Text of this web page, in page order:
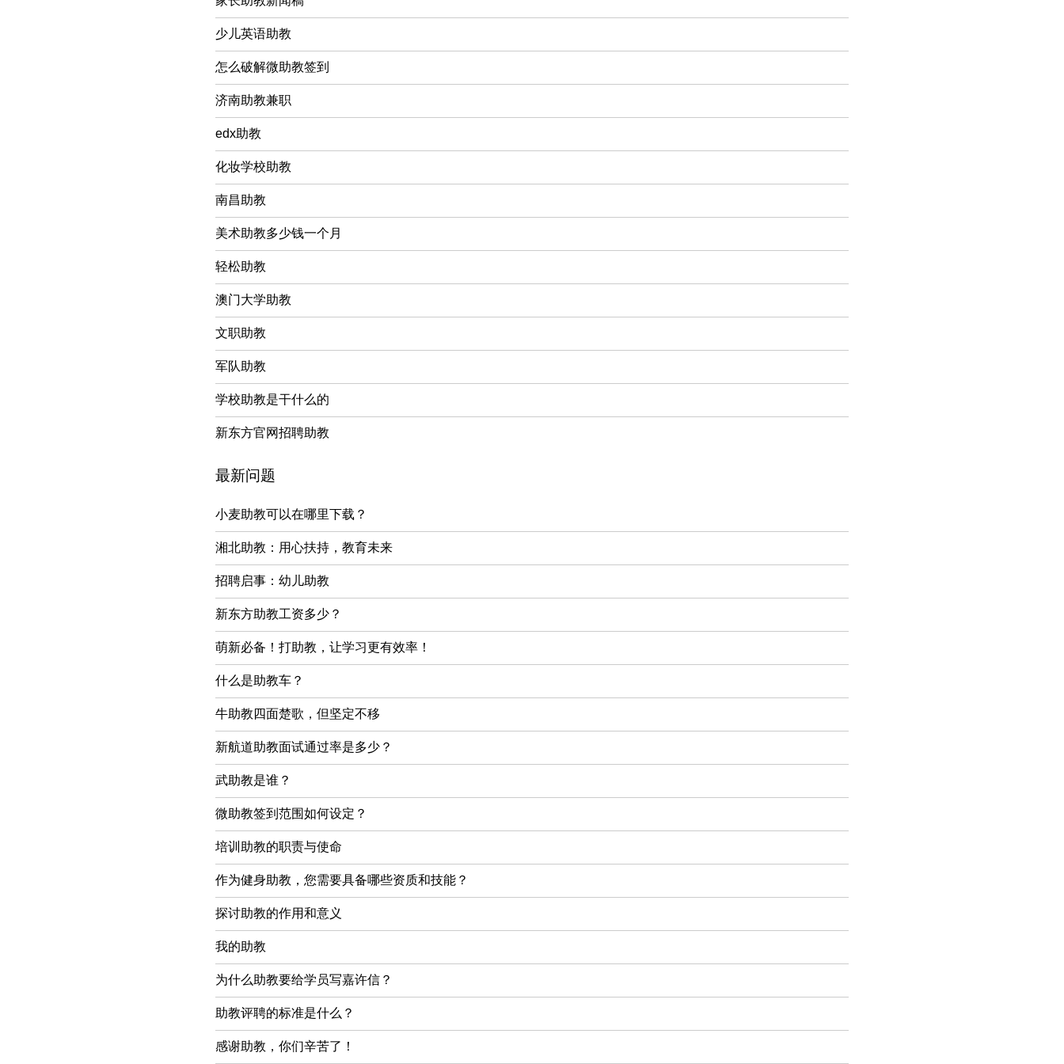
少儿英语助教
怎么破解微助教签到
济南助教兼职
edx助教
化妆学校助教
南昌助教
美术助教多少钱一个月
轻松助教
澳门大学助教
文职助教
军队助教
学校助教是干什么的
新东方官网招聘助教
最新问题
小麦助教可以在哪里下载？
湘北助教：用心扶持，教育未来
招聘启事：幼儿助教
新东方助教工资多少？
萌新必备！打助教，让学习更有效率！
什么是助教车？
牛助教四面楚歌，但坚定不移
新航道助教面试通过率是多少？
武助教是谁？
微助教签到范围如何设定？
培训助教的职责与使命
作为健身助教，您需要具备哪些资质和技能？
探讨助教的作用和意义
我的助教
为什么助教要给学员写嘉许信？
助教评聘的标准是什么？
感谢助教，你们辛苦了！